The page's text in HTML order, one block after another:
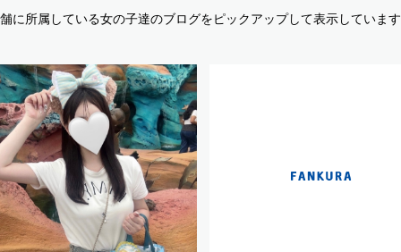
に所属している女の子達のブログをピックアップして表示していま